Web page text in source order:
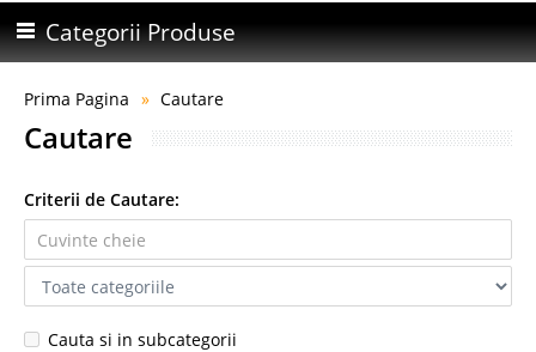
Categorii Produse
Prima Pagina Cautare
Cautare
Criterii de Cautare:
Cauta si in subcategorii